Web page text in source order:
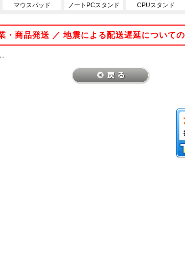
マウスパッド ノートPCスタンド CPUスタンド
・商品発送 ／ 地震による配送遅延について